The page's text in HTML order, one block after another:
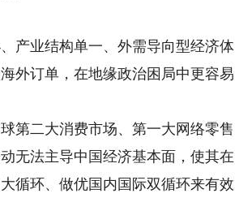
业结构单一、外需导向型经济体
外订单，在地缘政治困局中更容易
二大消费市场、第一大网络零售
无法主导中国经济基本面，使其在
循环、做优国内国际双循环来有效